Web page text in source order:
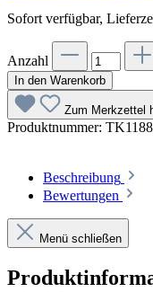
Sofort verfügbar,
Anzahl
In den Warenkorb
Zum Merkzettel
Produktnummer:
Beschreibung
Bewertungen
Menü schließen